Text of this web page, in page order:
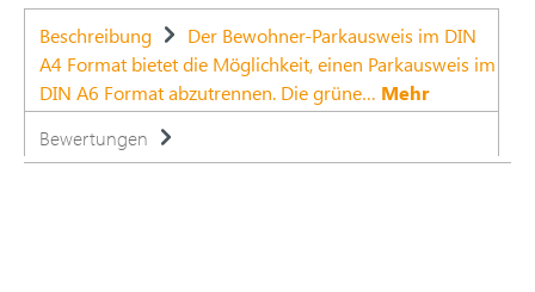
Beschreibung
Der Bewohner-Parkausweis im DIN
A4 Format bietet die Möglichkeit, einen Parkausweis im
DIN A6 Format abzutrennen. Die grüne… Mehr
Bewertungen